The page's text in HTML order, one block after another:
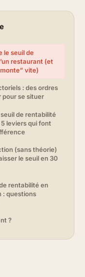
le seuil de
restaurant (et
vite)
: des ordres
pour se situer
de rentabilité
leviers qui font
(sans théorie)
le seuil en 30
rentabilité en
: questions
?